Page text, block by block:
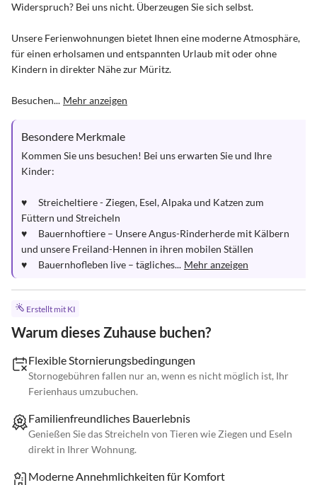
Widerspruch? Bei uns nicht. Überzeugen Sie sich selbst.
Unsere Ferienwohnungen bietet Ihnen eine moderne Atmosphäre,
für einen erholsamen und entspannten Urlaub mit oder ohne
Kindern in direkter Nähe zur Müritz.
Besuchen... Mehr anzeigen
Besondere Merkmale
Kommen Sie uns besuchen! Bei uns erwarten Sie und Ihre
Kinder:
♥	Streicheltiere - Ziegen, Esel, Alpaka und Katzen zum
Füttern und Streicheln
♥	Bauernhoftiere – Unsere Angus-Rinderherde mit Kälbern
und unsere Freiland-Hennen in ihren mobilen Ställen
♥	Bauernhofleben live – tägliches... Mehr anzeigen
Erstellt mit KI
Warum dieses Zuhause buchen?
Flexible Stornierungsbedingungen
Stornogebühren fallen nur an, wenn es nicht möglich ist, Ihr
Ferienhaus umzubuchen.
Familienfreundliches Bauerlebnis
Genießen Sie das Streicheln von Tieren wie Ziegen und Eseln
direkt in Ihrer Wohnung.
Moderne Annehmlichkeiten für Komfort